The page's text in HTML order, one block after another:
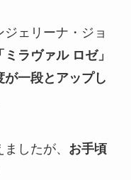
ェリーナ・ジョ
ミラヴァル ロゼ」
一段とアップし
したが、 お手頃